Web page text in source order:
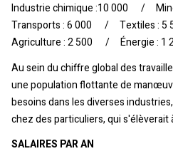
Industrie chimique :10 000 /
Transports : 6 000 / Textiles
Agriculture : 2 500 / Énergie :
Au sein du chiffre global des
une population flottante de
besoins dans les diverses
chez des particuliers, qui s'élèverait
SALAIRES PAR AN